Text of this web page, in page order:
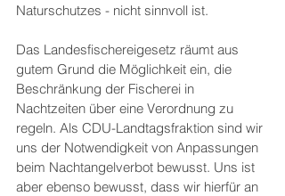
Naturschutzes - nicht sinnvoll ist.
Das Landesfischereigesetz räumt aus
gutem Grund die Möglichkeit ein, die
Beschränkung der Fischerei in
Nachtzeiten über eine Verordnung zu
regeln. Als CDU-Landtagsfraktion sind wir
uns der Notwendigkeit von Anpassungen
beim Nachtangelverbot bewusst. Uns ist
aber ebenso bewusst, dass wir hierfür an